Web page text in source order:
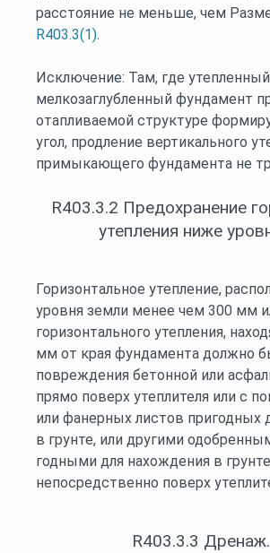
расстояние не меньше, чем
R403.3(1).
Исключение: Там, где утепленный
мелкозаглубленный фундамент
отапливаемой структуре
угол, продление вертикального
примыкающего фундамента не
R403.3.2 Предохранение
утепления ниже
Горизонтальное утепление,
уровня земли менее чем 300 мм
горизонтального утепления,
мм от края фундамента должно
повреждения бетонной или
прямо поверх утеплителя или с
или фанерных листов пригодных
в грунте, или другими
годными для нахождения в
непосредственно поверх
R403.3.3 Дренаж.